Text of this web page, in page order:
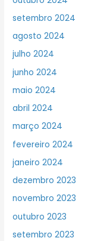
setembro 2024
agosto 2024
julho 2024
junho 2024
maio 2024
abril 2024
março 2024
fevereiro 2024
janeiro 2024
dezembro 2023
novembro 2023
outubro 2023
setembro 2023